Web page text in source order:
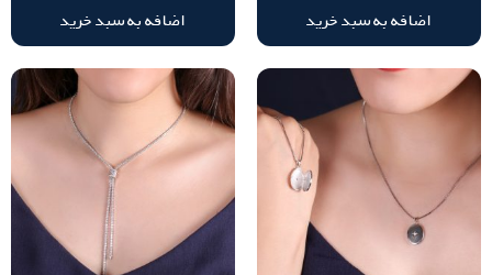
اضافه به سبد خرید
اضافه به سبد خرید